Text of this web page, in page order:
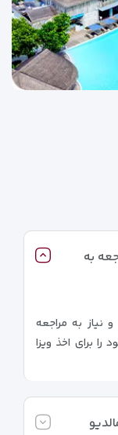
به
نیاز به مراجعه
برای اخذ ویزا